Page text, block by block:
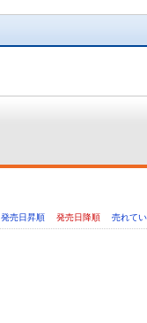
発売日昇順 発売日降順 売れて